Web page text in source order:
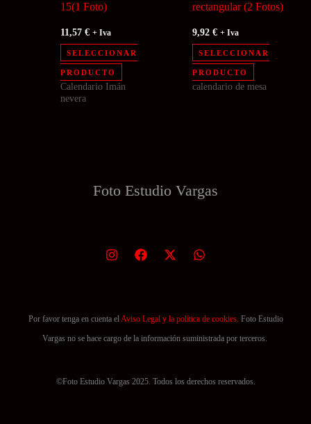
15(1 Foto)
11,57€ + Iva
SELECCIONAR
PRODUCTO
Calendario Imán
nevera
rectangular (2 Fotos)
9,92€ + Iva
SELECCIONAR
PRODUCTO
calendario de mesa
Foto Estudio Vargas
Por favor tenga en cuenta elAviso Legal y la política de cookies. Foto Estudio
Vargas no se hace cargo de la información suministrada por terceros.
©Foto Estudio Vargas 2025. Todos los derechos reservados.